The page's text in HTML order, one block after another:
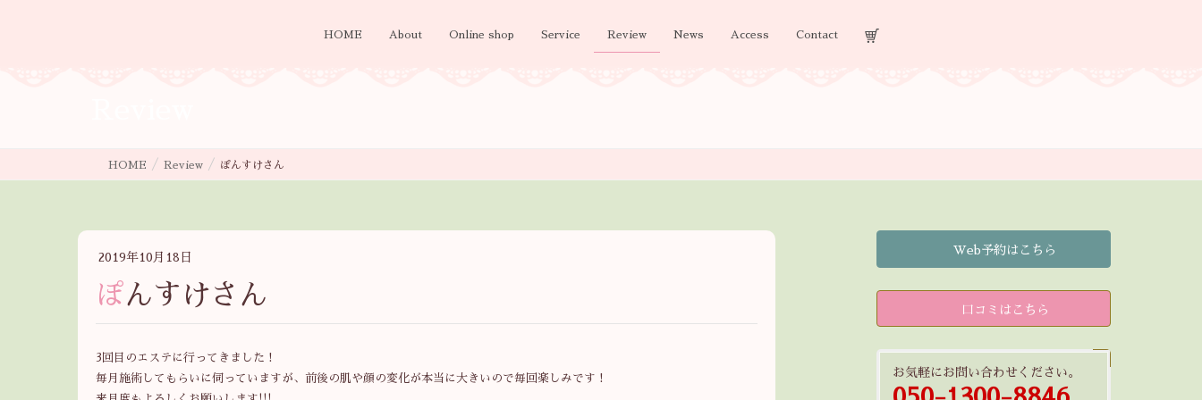
HOME About Online shop Service Review News Access Contact
HOME Review ぽんすけさん
2019年10月18日
ぽんすけさん
3回目のエステに行ってきました！
毎月施術してもらいに伺っていますが、前後の肌や顔の変化が本当に大きいので毎回楽しみです！
Web予約はこちら
口コミはこちら
お気軽にお問い合わせください。